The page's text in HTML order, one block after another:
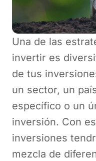
Una de las
invertir es
de tus
un sector, un
específico o un
inversión. Con
inversiones
mezcla de